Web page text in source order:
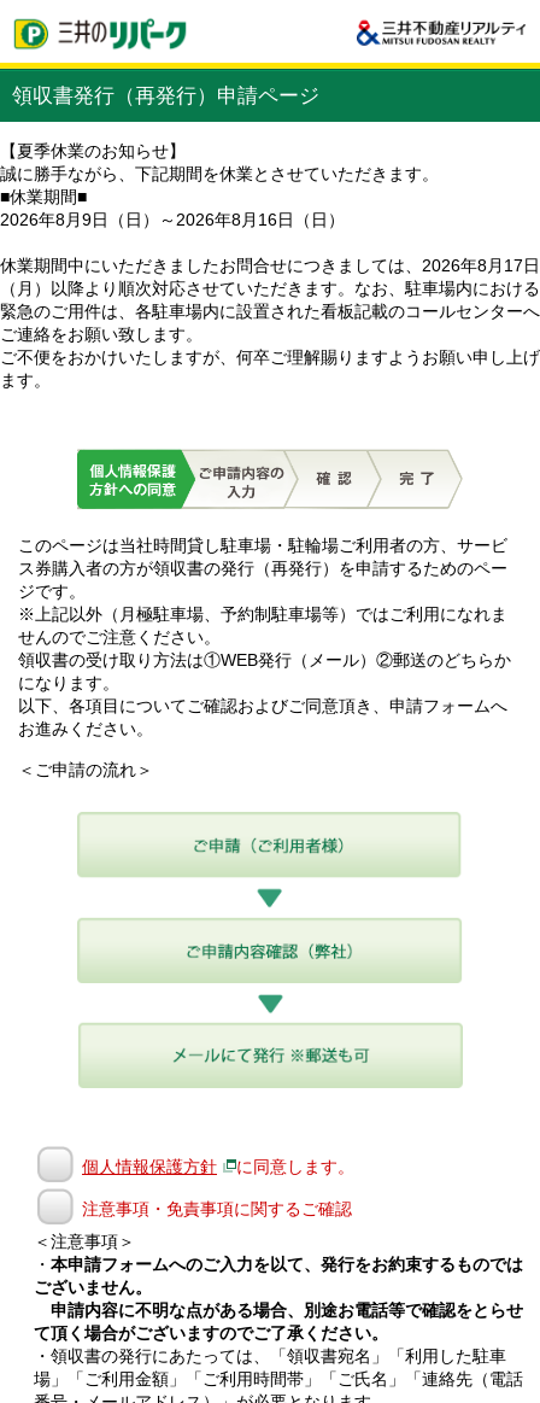
領収書発行（再発行）申請ページ
【夏季休業のお知らせ】
誠に勝手ながら、下記期間を休業とさせていただきます。
■休業期間■
2026年8月9日（日）～2026年8月16日（日）
休業期間中にいただきましたお問合せにつきましては、2026年8月17日
（月）以降より順次対応させていただきます。なお、駐車場内における
緊急のご用件は、各駐車場内に設置された看板記載のコールセンターへ
ご連絡をお願い致します。
ご不便をおかけいたしますが、何卒ご理解賜りますようお願い申し上げ
ます。
このページは当社時間貸し駐車場・駐輪場ご利用者の方、サービ
ス券購入者の方が領収書の発行（再発行）を申請するためのペー
ジです。
※上記以外（月極駐車場、予約制駐車場等）ではご利用になれま
せんのでご注意ください。
領収書の受け取り方法は①WEB発行（メール）②郵送のどちらか
になります。
以下、各項目についてご確認およびご同意頂き、申請フォームへ
お進みください。
＜ご申請の流れ＞
個人情報保護方針 に同意します。
注意事項・免責事項に関するご確認
＜注意事項＞
・ 本申請フォームへのご入力を以て、発行をお約束するものでは
ございません。
申請内容に不明な点がある場合、別途お電話等で確認をとらせ
て頂く場合がございますのでご了承ください。
・領収書の発行にあたっては、「領収書宛名」「利用した駐車
場」「ご利用金額」「ご利用時間帯」「ご氏名」「連絡先（電話